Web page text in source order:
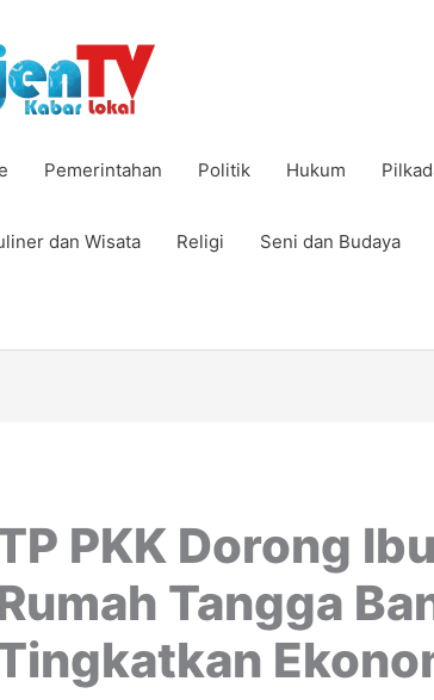
Pemerintahan Politik Hukum
dan Wisata Religi Seni dan Budaya
PKK Dorong
Tangga